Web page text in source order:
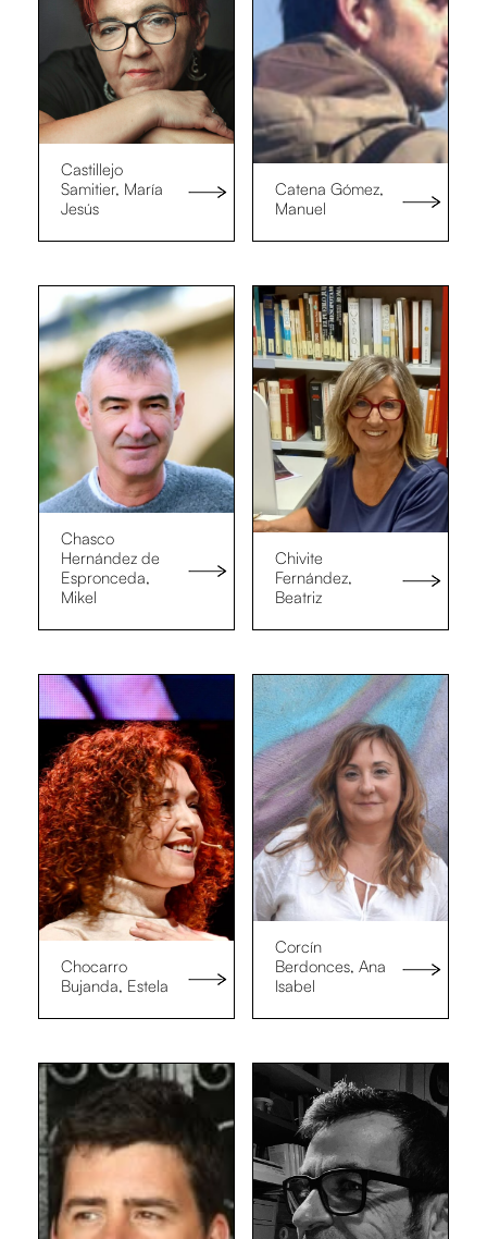
Castillejo
Samitier, María
Jesús
Catena Gómez,
Manuel
Chasco
Hernández de
Espronceda,
Mikel
Chivite
Fernández,
Beatriz
Chocarro
Bujanda, Estela
Corcín
Berdonces, Ana
Isabel